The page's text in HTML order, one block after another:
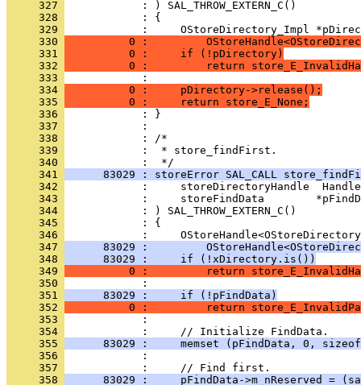
     327
     328
     329
     330
0 :
     331
          0 :     if (!pDirectory)
     332
0 :         return
     333
     334
          0 :     pDirectory->release();
     335
          0 :     return store_E_None;
     336
     337
     338
     339
            :  * store_findFirst.
     340
     341
83029 : storeError SAL_CALL
     342
     343
     344
     345
     346
     347
83029 :
     348
      83029 :     if (!xDirectory.is())
     349
0 :         return
     350
     351
      83029 :     if (!pFindData)
     352
0 :         return
     353
     354
     355
83029 :     memset (pFindData, 0,
     356
     357
     358
83029 :     pFindData->m_nReserved =